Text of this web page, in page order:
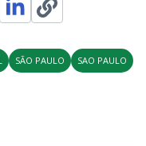
SÃO PAULO
SAO PAULO